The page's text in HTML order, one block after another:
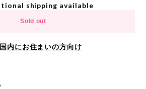
shipping available
Sold out
内にお住まいの方向け